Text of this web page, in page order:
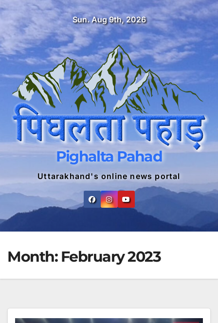
Skip
content
Sun. Aug 9th, 2026
Pighalta Pahad
Uttarakhand's online news portal
Month: February 2023